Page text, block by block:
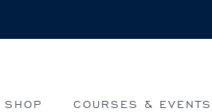
SHOP COURSES & EVENTS